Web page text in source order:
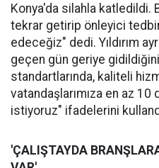
Konya'da silahla katledildi.
tekrar getirip önleyici
edeceğiz" dedi. Yıldırım
geçen gün geriye
standartlarında, kaliteli
vatandaşlarımıza en az 10
istiyoruz" ifadelerini
'ÇALIŞTAYDA